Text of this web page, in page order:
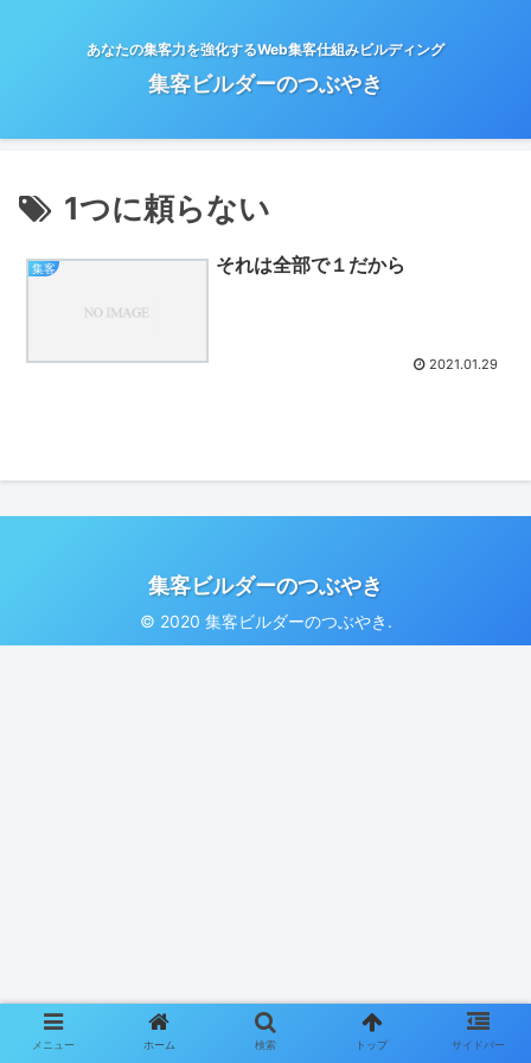
あなたの集客力を強化するWeb集客仕組みビルディング
集客ビルダーのつぶやき
1つに頼らない
集客 それは全部で１だから
2021.01.29
集客ビルダーのつぶやき
© 2020 集客ビルダーのつぶやき.
メニュー ホーム 検索 トップ サイドバー